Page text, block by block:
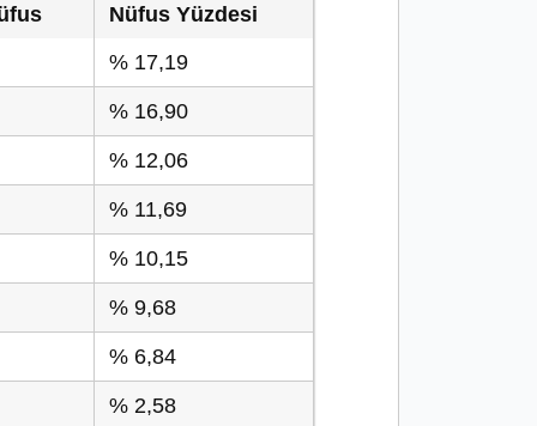
Nüfus Yüzdesi
% 17,19
% 16,90
% 12,06
% 11,69
% 10,15
% 9,68
% 6,84
% 2,58